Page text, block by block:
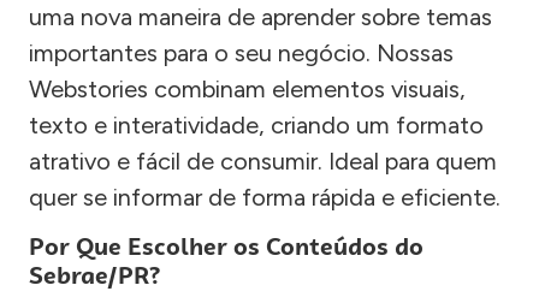
uma nova maneira de aprender sobre temas
importantes para o seu negócio. Nossas
Webstories combinam elementos visuais,
texto e interatividade, criando um formato
atrativo e fácil de consumir. Ideal para quem
quer se informar de forma rápida e eficiente.
Por Que Escolher os Conteúdos do
Sebrae/PR?